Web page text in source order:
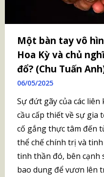
Một bàn tay vô
Hoa Kỳ và chủ
đổ? (Chu Tuấn
06/05/2025
Sự đứt gãy của các
cầu cấp thiết về sự gia
cố gắng thực tâm đến
thể chế chính trị và
tinh thần đó, bên cạnh
bao dung để vươn lên